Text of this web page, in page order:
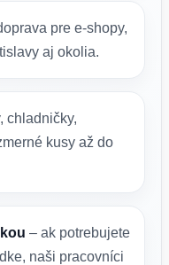
pre e-shopy,
aj okolia.
chladničky,
kusy až do
– ak potrebujete
naši pracovníci